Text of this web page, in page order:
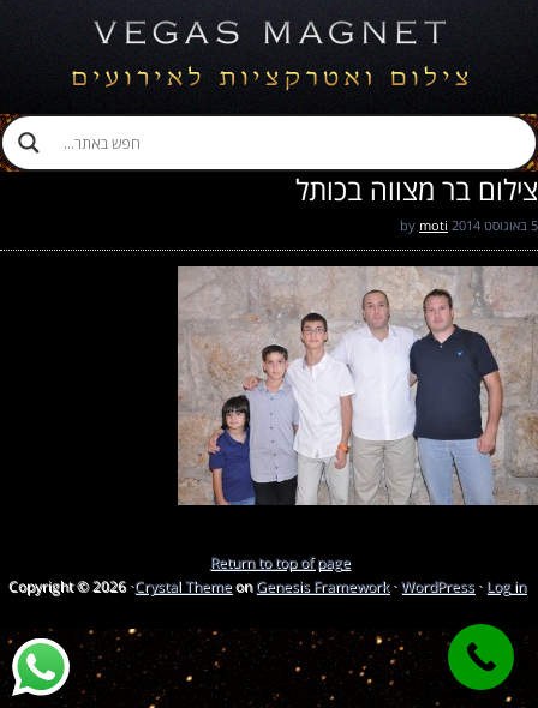
צילום בר מצווה בכותל
5 באוגוסט 2014 moti
Return to top of page
Copyright © 2026 ·Crystal ThemeonGenesis Framework·WordPress· Log in